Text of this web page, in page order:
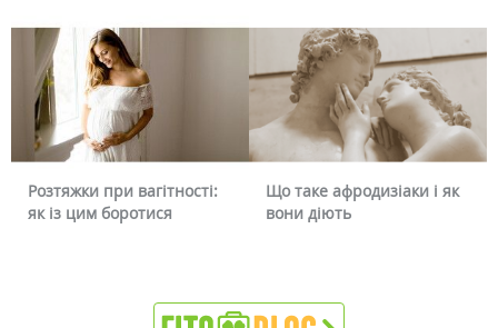
Розтяжки при вагітності:
як із цим боротися
Що таке афродизіаки і як
вони діють